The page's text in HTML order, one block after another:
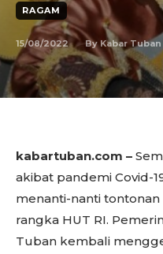
RAGAM
15/08/2022 By Kabar Tuban
kabartuban.com –
akibat pandemi Covid-
menanti-nanti
rangka HUT RI.
Tuban kembali